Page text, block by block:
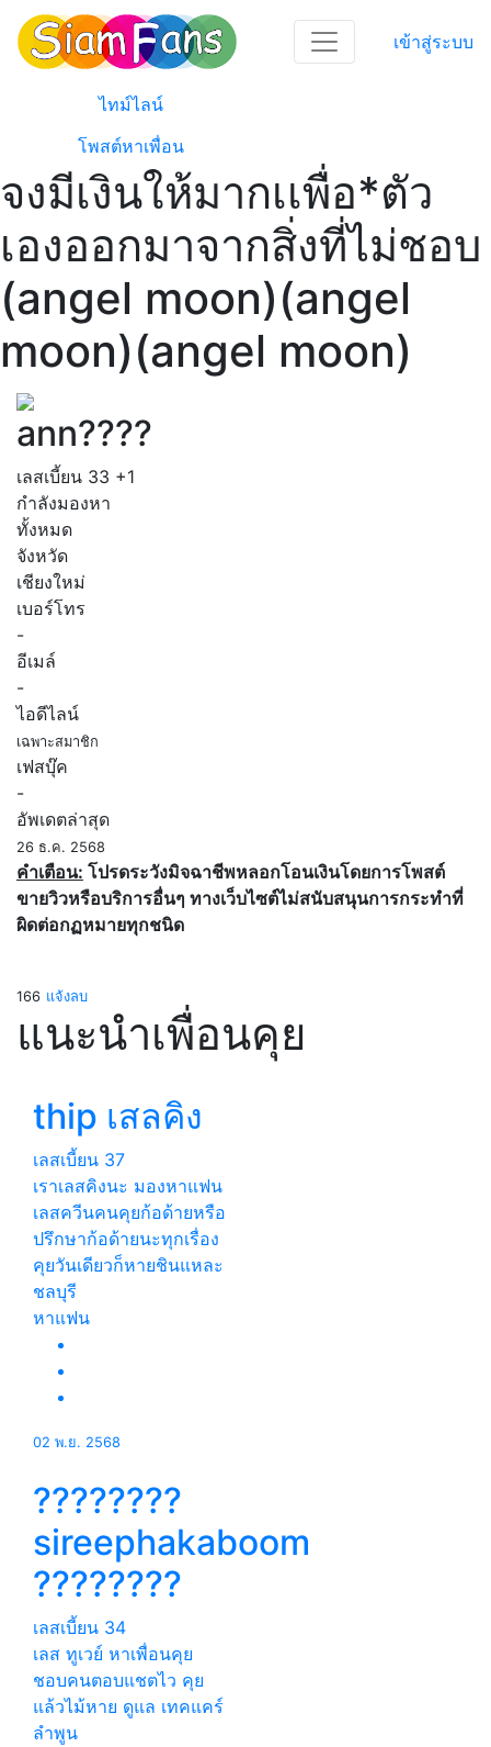
เข้าสู่ระบบ
ไทม์ไลน์
โพสต์หาเพื่อน
จงมีเงินให้มากเเพื่อ*ตัว
เองออกมาจากสิ่งที่ไม่ชอบ
(angel moon)(angel
moon)(angel moon)
ann????
เลสเบี้ยน 33 +1
กำลังมองหา
ทั้งหมด
จังหวัด
เชียงใหม่
เบอร์โทร
-
อีเมล์
-
ไอดีไลน์
เฉพาะสมาชิก
เฟสบุ๊ค
-
อัพเดตล่าสุด
26 ธ.ค. 2568
คำเตือน: โปรดระวังมิจฉาชีพหลอกโอนเงินโดยการโพสต์
ขายวิวหรือบริการอื่นๆ ทางเว็บไซต์ไม่สนับสนุนการกระทำที่
ผิดต่อกฏหมายทุกชนิด
166 แจ้งลบ
แนะนำเพื่อนคุย
thip เสลคิง
เลสเบี้ยน 37
เราเลสคิงนะ มองหาแฟน
เลสควีนคนคุยก้อด้ายหรือ
ปรึกษาก้อด้ายนะทุกเรื่อง
คุยวันเดียวก็หายชินแหละ
ชลบุรี
หาแฟน
02 พ.ย. 2568
????????
sireephakaboom
????????
เลสเบี้ยน 34
เลส ทูเวย์ หาเพื่อนคุย
ชอบคนตอบแชตไว คุย
แล้วไม้หาย ดูแล เทคแคร์
ลำพูน